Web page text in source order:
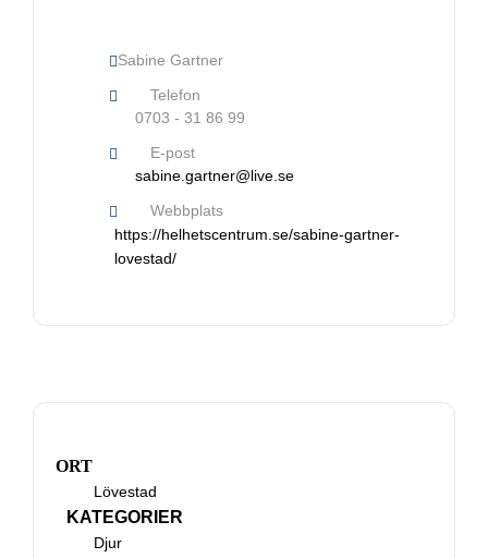
Sabine Gartner
Telefon
0703 - 31 86 99
E-post
sabine.gartner@live.se
Webbplats
https://helhetscentrum.se/sabine-gartner-
lovestad/
ORT
Lövestad
KATEGORIER
Djur
Dessa kakor
behövs för
taget ska
fungera.